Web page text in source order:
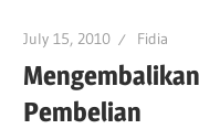
July 15, 2010 Fidia
Pembelian